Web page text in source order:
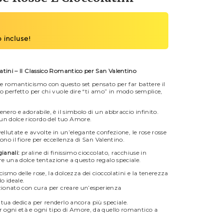
– Il Classico Romantico per San Valentino
romanticismo con questo set pensato per far battere il
perfetto per chi vuole dire “ti amo” in modo semplice,
e adorabile, è il simbolo di un abbraccio infinito.
dolce ricordo del tuo Amore.
e avvolte in un’elegante confezione, le rose rosse
il fiore per eccellenza di San Valentino.
praline di finissimo cioccolato, racchiuse in
una dolce tentazione a questo regalo speciale.
delle rose, la dolcezza dei cioccolatini e la tenerezza
ideale.
con cura per creare un’esperienza
dedica per renderlo ancora più speciale.
età e ogni tipo di Amore, da quello romantico a